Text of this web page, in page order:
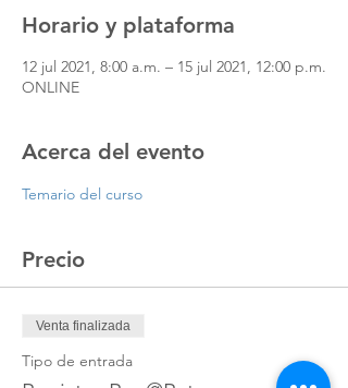
Horario y plataforma
12 jul 2021, 8:00 a.m. – 15 jul 2021, 12:00 p.m.
ONLINE
Acerca del evento
Temario del curso
Precio
Venta finalizada
Tipo de entrada